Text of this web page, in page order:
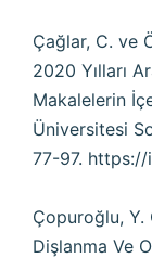
Çağlar, C. ve
2020 Yılları
Makalelerin
Üniversitesi
77-97. https://
Çopuroğlu, Y.
Dişlanma Ve